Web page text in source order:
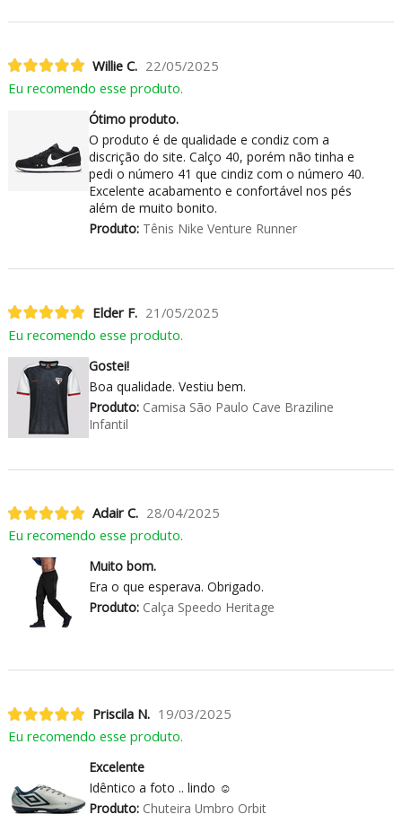
Willie C. 22/05/2025
Eu recomendo esse produto.
Ótimo produto.
O produto é de qualidade e condiz com a
discrição do site. Calço 40, porém não tinha e
pedi o número 41 que cindiz com o número 40.
Excelente acabamento e confortável nos pés
além de muito bonito.
Produto:Tênis Nike Venture Runner
Elder F. 21/05/2025
Eu recomendo esse produto.
Gostei!
Boa qualidade. Vestiu bem.
Produto:Camisa São Paulo Cave Braziline
Infantil
Adair C. 28/04/2025
Eu recomendo esse produto.
Muito bom.
Era o que esperava. Obrigado.
Produto:Calça Speedo Heritage
Priscila N. 19/03/2025
Eu recomendo esse produto.
Excelente
Idêntico a foto .. lindo ☺️
Produto:Chuteira Umbro Orbit